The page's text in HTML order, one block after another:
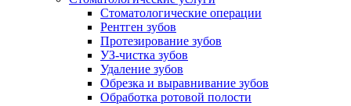
Стоматологические операции
Рентген зубов
Протезирование зубов
УЗ-чистка зубов
Удаление зубов
Обрезка и выравнивание зубов
Обработка ротовой полости